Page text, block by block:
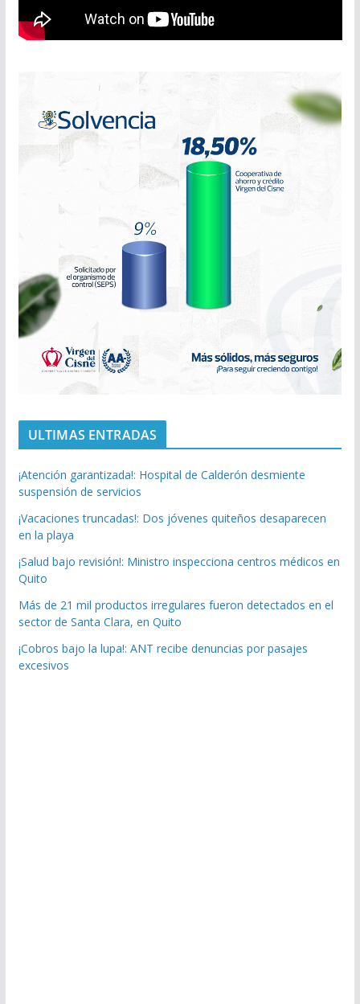
ULTIMAS ENTRADAS
¡Atención garantizada!: Hospital de Calderón desmiente
suspensión de servicios
¡Vacaciones truncadas!: Dos jóvenes quiteños desaparecen
en la playa
¡Salud bajo revisión!: Ministro inspecciona centros médicos en
Quito
Más de 21 mil productos irregulares fueron detectados en el
sector de Santa Clara, en Quito
¡Cobros bajo la lupa!: ANT recibe denuncias por pasajes
excesivos